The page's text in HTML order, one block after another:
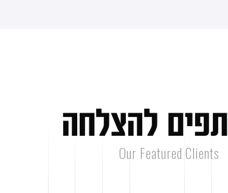
תפים להצלחה
Our Featured Clients